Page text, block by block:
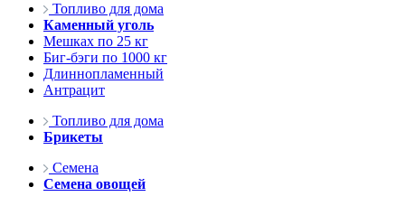
Топливо для дома
Каменный уголь
Мешках по 25 кг
Биг-бэги по 1000 кг
Длиннопламенный
Антрацит
Топливо для дома
Брикеты
Семена
Семена овощей